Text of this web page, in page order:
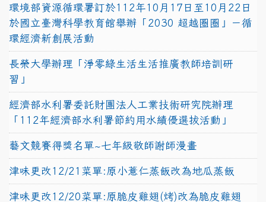
環境部資源循環署訂於112年10月17日至10月22日
於國立臺灣科學教育館舉辦「2030 超越圈圈」－循
環經濟新創展活動
長榮大學辦理「淨零綠生活生活推廣教師培訓研
習」
經濟部水利署委託財團法人工業技術研究院辦理
「112年經濟部水利署節約用水績優選拔活動」
藝文競賽得獎名單~七年級敬師謝師漫畫
津味更改12/21菜單:原小薏仁蒸飯改為地瓜蒸飯
津味更改12/20菜單:原脆皮雞翅(烤)改為脆皮雞翅